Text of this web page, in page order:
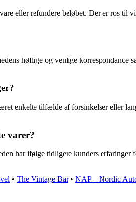
eller refundere beløbet. Der er ros til
høflige og venlige korrespondance
enkelte tilfælde af forsinkelser eller
varer?
har ifølge tidligere kunders erfaringer
• The Vintage Bar• NAP – Nordic